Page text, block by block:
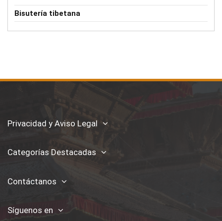
Bisutería tibetana
Privacidad y Aviso Legal
Categorías Destacadas
Contáctanos
Síguenos en